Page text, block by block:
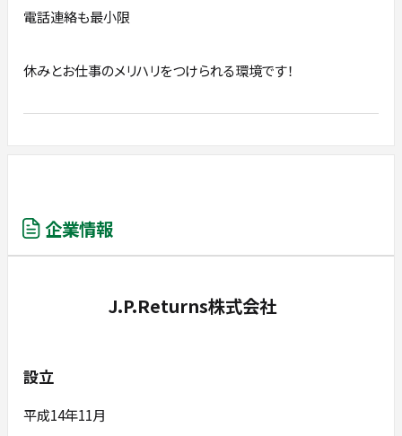
電話連絡も最小限
休みとお仕事のメリハリをつけられる環境です！
企業情報
J.P.Returns株式会社
設立
平成14年11月